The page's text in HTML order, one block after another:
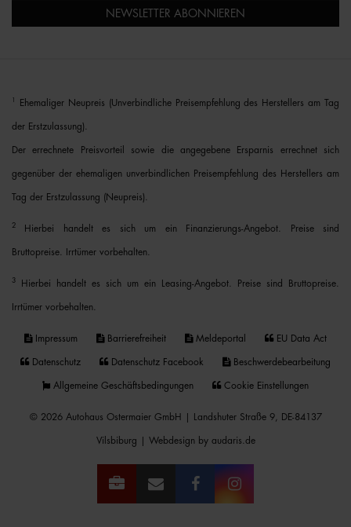
NEWSLETTER ABONNIEREN
Ehemaliger Neupreis (Unverbindliche Preisempfehlung des Herstellers am Tag
der Erstzulassung).
Der errechnete Preisvorteil sowie die angegebene Ersparnis errechnet sich
gegenüber der ehemaligen unverbindlichen Preisempfehlung des Herstellers am
Tag der Erstzulassung (Neupreis).
2 Hierbei handelt es sich um ein Finanzierungs-Angebot. Preise sind
Bruttopreise. Irrtümer vorbehalten.
3 Hierbei handelt es sich um ein Leasing-Angebot. Preise sind Bruttopreise.
Irrtümer vorbehalten.
Impressum Barrierefreiheit Meldeportal EU Data Act
Datenschutz Datenschutz Facebook Beschwerdebearbeitung
Allgemeine Geschäftsbedingungen Cookie Einstellungen
© 2026 Autohaus Ostermaier GmbH | Landshuter Straße 9, DE-84137
Vilsbiburg | Webdesign by audaris.de